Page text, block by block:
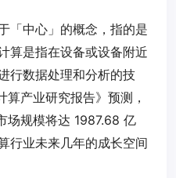
「中心」的概念，指的是
算是指在设备或设备附近
行数据处理和分析的技
产业研究报告》预测，
场规模将达 1987.68 亿
行业未来几年的成长空间